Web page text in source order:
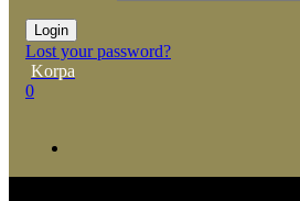
Login
Lost your password?
Korpa
0